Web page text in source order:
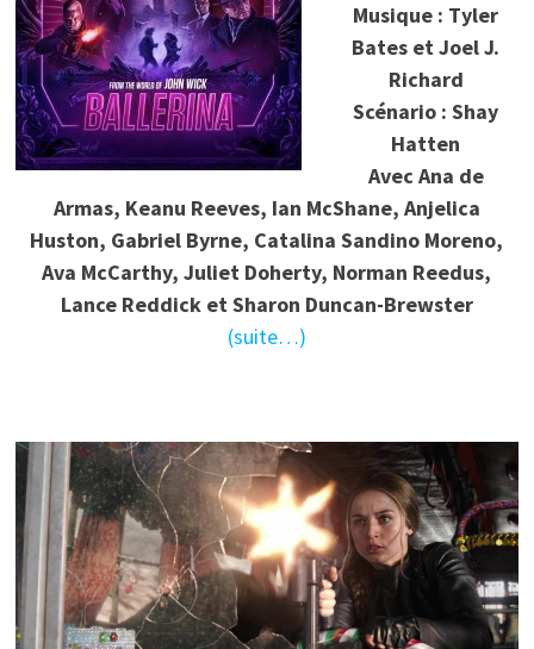
Musique : Tyler
Bates et Joel J.
Richard
Scénario : Shay
Hatten
Avec Ana de
Armas, Keanu Reeves, Ian McShane, Anjelica
Huston, Gabriel Byrne, Catalina Sandino Moreno,
Ava McCarthy, Juliet Doherty, Norman Reedus,
Lance Reddick et Sharon Duncan-Brewster
(suite…)